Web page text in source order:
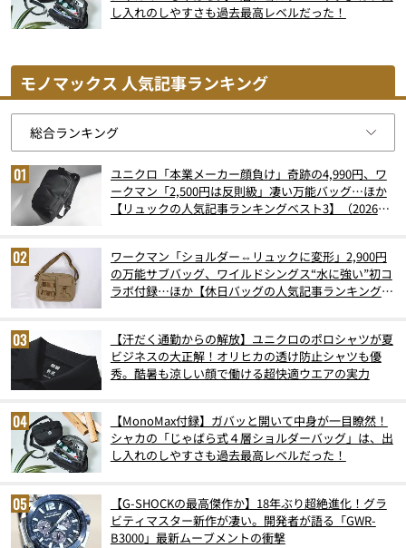
し入れのしやすさも過去最高レベルだった！
モノマックス 人気記事ランキング
ユニクロ「本業メーカー顔負け」奇跡の4,990円、ワ
ークマン「2,500円は反則級」凄い万能バッグ…ほか
【リュックの人気記事ランキングベスト3】（2026年
ワークマン「ショルダー⇔リュックに変形」2,900円
の万能サブバッグ、ワイルドシングス“水に強い”初コ
ラボ付録…ほか【休日バッグの人気記事ランキングベ
【汗だく通勤からの解放】ユニクロのポロシャツが夏
ビジネスの大正解！オリヒカの透け防止シャツも優
秀。酷暑も涼しい顔で働ける超快適ウエアの実力
【MonoMax付録】ガバッと開いて中身が一目瞭然！
シャカの「じゃばら式４層ショルダーバッグ」は、出
し入れのしやすさも過去最高レベルだった！
【G-SHOCKの最高傑作か】18年ぶり超絶進化！グラ
ビティマスター新作が凄い。開発者が語る「GWR-
B3000」最新ムーブメントの衝撃